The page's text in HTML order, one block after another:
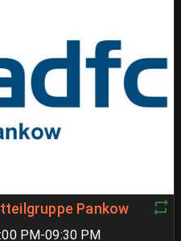
Pankow
PM-09:30 PM